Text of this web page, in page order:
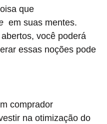
que
em suas mentes.
você poderá
essas noções pode
comprador
na otimização do